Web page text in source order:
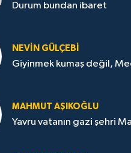
Durum bundan ibaret
NEVİN GÜLÇEBİ
Giyinmek kumaş değil,
MAHMUT AŞIKOĞLU
Yavru vatanın gazi şehri